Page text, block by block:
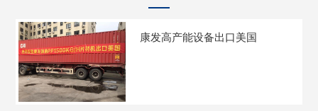
康发高产能设备出口美国